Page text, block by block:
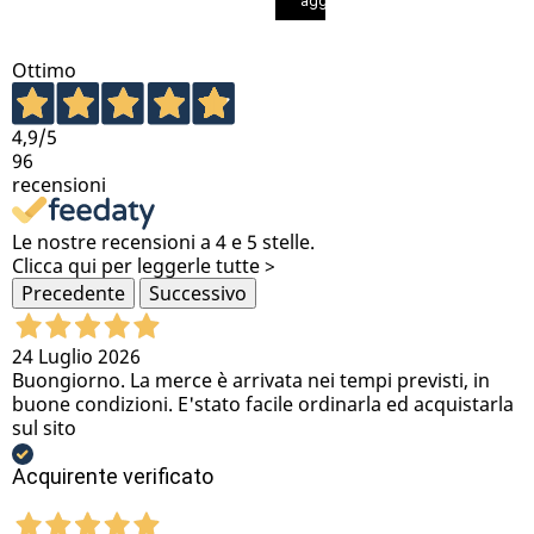
Ottimo
4,9/5
96
recensioni
Le nostre recensioni a 4 e 5 stelle.
Clicca qui per leggerle tutte >
Precedente
Successivo
24 Luglio 2026
Buongiorno. La merce è arrivata nei tempi previsti, in
buone condizioni. E'stato facile ordinarla ed acquistarla
sul sito
Acquirente verificato